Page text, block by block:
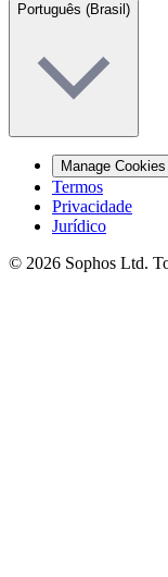
Português (Brasil)
Manage Cookies
Termos
Privacidade
Jurídico
© 2026 Sophos Ltd.